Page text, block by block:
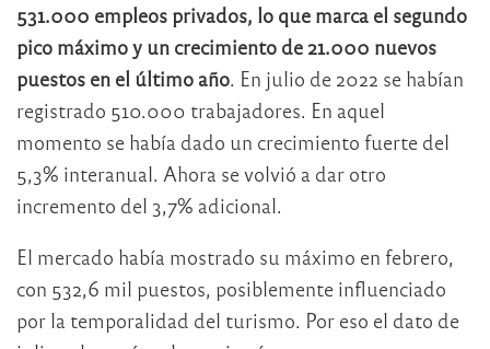
531.000 empleos privados, lo que marca el segundo
pico máximo y un crecimiento de 21.000 nuevos
puestos en el último año. En julio de 2022 se habían
registrado 510.000 trabajadores. En aquel
momento se había dado un crecimiento fuerte del
5,3% interanual. Ahora se volvió a dar otro
incremento del 3,7% adicional.
El mercado había mostrado su máximo en febrero,
con 532,6 mil puestos, posiblemente influenciado
por la temporalidad del turismo. Por eso el dato de